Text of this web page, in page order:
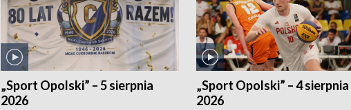
„Sport Opolski” – 5 sierpnia
2026
„Sport Opolski” – 4 sierpnia
2026